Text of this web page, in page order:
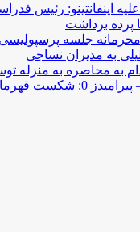
اینفانتینو: رئیس
پرده برداشت
جلسه
به مدیران نساجی
به محاصره به